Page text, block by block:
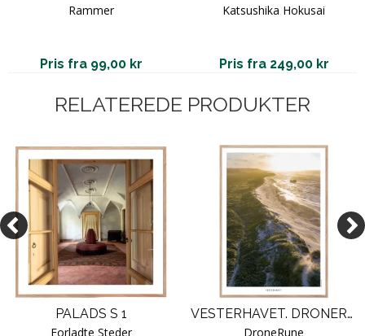
Rammer
Pris fra 99,00 kr
Katsushika Hokusai
Pris fra 249,00 kr
RELATEREDE PRODUKTER
PALADS S 1
Forladte Steder
VESTERHAVET. DRONERUNE
DroneRune